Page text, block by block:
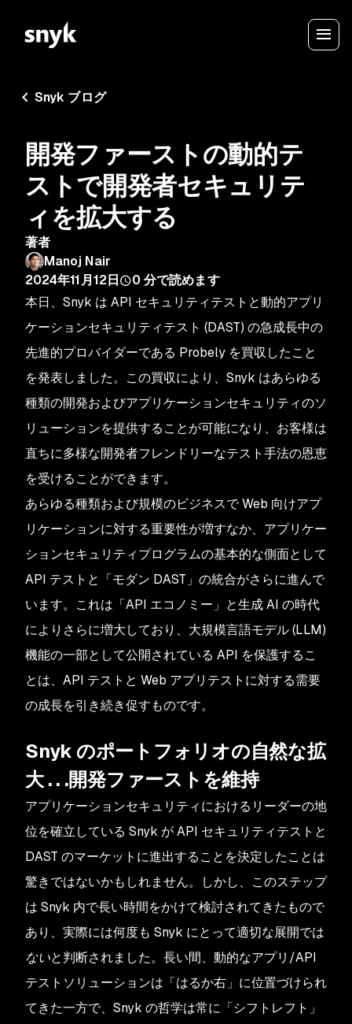
Snyk ブログ
開発ファーストの動的テ
ストで開発者セキュリテ
ィを拡大する
著者
Manoj Nair
2024年11月12日
0 分で読めます
本日、Snyk は API セキュリティテストと動的アプリ
ケーションセキュリティテスト (DAST) の急成長中の
先進的プロバイダーである Probely を買収したこと
を発表しました。この買収により、Snyk はあらゆる
種類の開発およびアプリケーションセキュリティのソ
リューションを提供することが可能になり、お客様は
直ちに多様な開発者フレンドリーなテスト手法の恩恵
を受けることができます。
あらゆる種類および規模のビジネスで Web 向けアプ
リケーションに対する重要性が増すなか、アプリケー
ションセキュリティプログラムの基本的な側面として
API テストと「モダン DAST」の統合がさらに進んで
います。これは「API エコノミー」と生成 AI の時代
によりさらに増大しており、大規模言語モデル (LLM)
機能の一部として公開されている API を保護するこ
とは、API テストと Web アプリテストに対する需要
の成長を引き続き促すものです。
Snyk のポートフォリオの自然な拡
大 . . .開発ファーストを維持
アプリケーションセキュリティにおけるリーダーの地
位を確立している Snyk が API セキュリティテストと
DAST のマーケットに進出することを決定したことは
驚きではないかもしれません。しかし、このステップ
は Snyk 内で長い時間をかけて検討されてきたもので
あり、実際には何度も Snyk にとって適切な展開では
ないと判断されました。長い間、動的なアプリ/API
テストソリューションは「はるか右」に位置づけられ
てきた一方で、Snyk の哲学は常に「シフトレフト」